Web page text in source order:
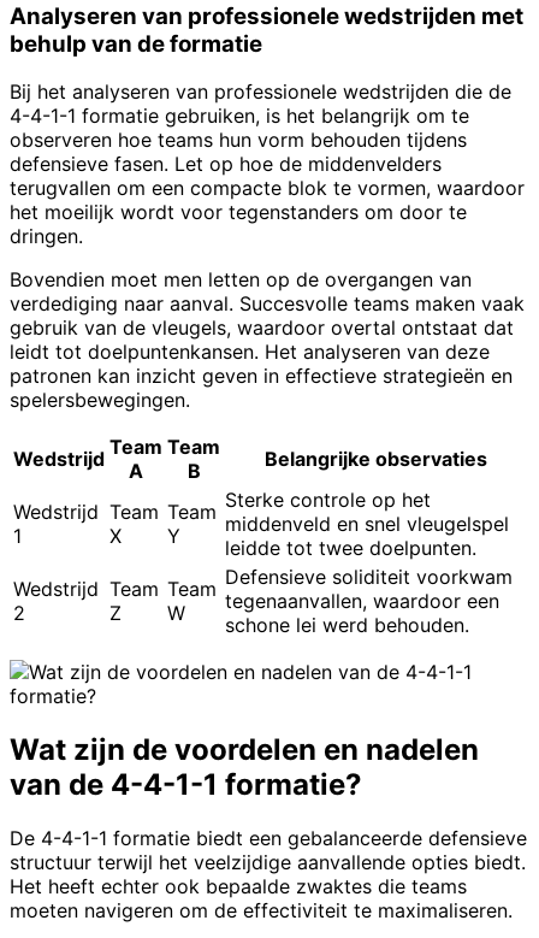
Analyseren van professionele wedstrijden met
behulp van de formatie
Bij het analyseren van professionele wedstrijden die de
4-4-1-1 formatie gebruiken, is het belangrijk om te
observeren hoe teams hun vorm behouden tijdens
defensieve fasen. Let op hoe de middenvelders
terugvallen om een compacte blok te vormen, waardoor
het moeilijk wordt voor tegenstanders om door te
dringen.
Bovendien moet men letten op de overgangen van
verdediging naar aanval. Succesvolle teams maken vaak
gebruik van de vleugels, waardoor overtal ontstaat dat
leidt tot doelpuntenkansen. Het analyseren van deze
patronen kan inzicht geven in effectieve strategieën en
spelersbewegingen.
Wedstrijd Team
A
Team
B
Belangrijke observaties
Wedstrijd
1
Team
X
Team
Y
Sterke controle op het
middenveld en snel vleugelspel
leidde tot twee doelpunten.
Wedstrijd
2
Team
Z
Team
W
Defensieve soliditeit voorkwam
tegenaanvallen, waardoor een
schone lei werd behouden.
Wat zijn de voordelen en nadelen
van de 4-4-1-1 formatie?
De 4-4-1-1 formatie biedt een gebalanceerde defensieve
structuur terwijl het veelzijdige aanvallende opties biedt.
Het heeft echter ook bepaalde zwaktes die teams
moeten navigeren om de effectiviteit te maximaliseren.